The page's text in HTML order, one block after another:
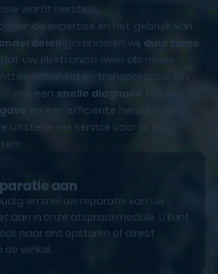
wordt hersteld.
expertise en het gebruik van
garanderen wij duurzame
uw elektronica weer als nieuw
en transparantie zijn
– van een snelle diagnose
en een efficiënte herstelling.
uitstekende service voor al uw
aan
en snel uw reparatie van uw
aan in onze afspraakmodule. U kunt
naar ons opsturen of direct
de winkel.